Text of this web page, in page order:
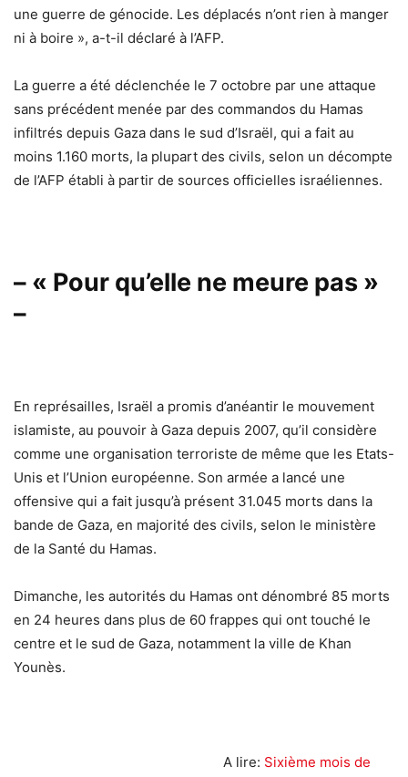
une guerre de génocide. Les déplacés n’ont rien à manger
ni à boire », a-t-il déclaré à l’AFP.
La guerre a été déclenchée le 7 octobre par une attaque
sans précédent menée par des commandos du Hamas
infiltrés depuis Gaza dans le sud d’Israël, qui a fait au
moins 1.160 morts, la plupart des civils, selon un décompte
de l’AFP établi à partir de sources officielles israéliennes.
– « Pour qu’elle ne meure pas »
–
En représailles, Israël a promis d’anéantir le mouvement
islamiste, au pouvoir à Gaza depuis 2007, qu’il considère
comme une organisation terroriste de même que les Etats-
Unis et l’Union européenne. Son armée a lancé une
offensive qui a fait jusqu’à présent 31.045 morts dans la
bande de Gaza, en majorité des civils, selon le ministère
de la Santé du Hamas.
Dimanche, les autorités du Hamas ont dénombré 85 morts
en 24 heures dans plus de 60 frappes qui ont touché le
centre et le sud de Gaza, notamment la ville de Khan
Younès.
A lire: Sixième mois de